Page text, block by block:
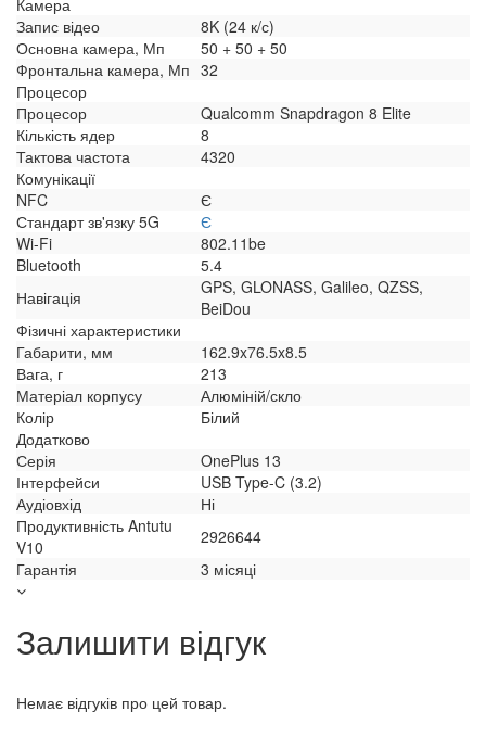
Запис відео
8K (24 к/с)
Основна камера, Мп
50 + 50 + 50
Фронтальна камера, Мп 32
Процесор
Процесор
Qualcomm Snapdragon 8 Elite
Кількість ядер
8
Тактова частота
4320
Комунікації
NFC
Є
Стандарт зв'язку 5G
Є
Wi-Fi
802.11be
Bluetooth
5.4
Навігація
GPS, GLONASS, Galileo, QZSS,
BeiDou
Фізичні характеристики
Габарити, мм
162.9x76.5x8.5
Вага, г
213
Матеріал корпусу
Алюміній/скло
Колір
Білий
Додатково
Серія
OnePlus 13
Інтерфейси
USB Type-C (3.2)
Аудіовхід
Ні
Продуктивність Antutu
V10
2926644
Гарантія
3 місяці
Залишити відгук
Немає відгуків про цей товар.